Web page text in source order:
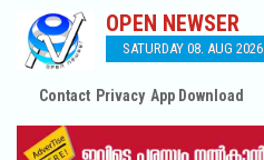
OPEN NEWSER
SATURDAY 08. AUG 2026
Contact Privacy App Download